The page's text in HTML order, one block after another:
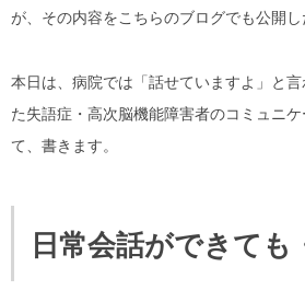
が、その内容をこちらのブログでも公開し
本日は、病院では「話せていますよ」と
た失語症・高次脳機能障害者のコミュニ
て、書きます。
日常会話ができても